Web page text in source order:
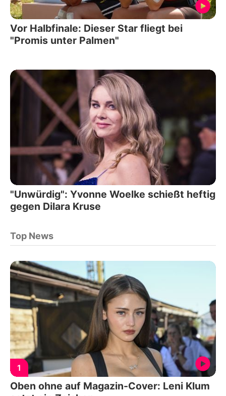
Vor Halbfinale: Dieser Star fliegt bei
"Promis unter Palmen"
"Unwürdig": Yvonne Woelke schießt heftig
gegen Dilara Kruse
Top News
1
Oben ohne auf Magazin-Cover: Leni Klum